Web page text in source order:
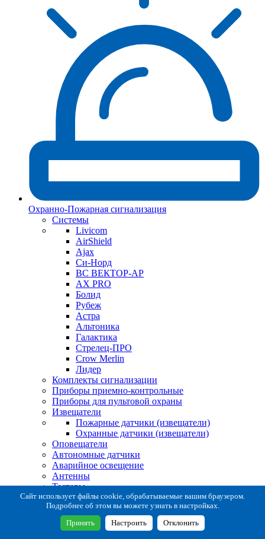
Охранно-Пожарная сигнализация
Системы
Livicom
AirShield
Ajax
Си-Норд
ВС ВЕКТОР-АР
AX PRO
Болид
Рубеж
Астра
Альтоника
Галактика
Стрелец-ПРО
Crow Merlin
Лидер
Комплекты сигнализации
Приборы приемно-контрольные
Приборы для пультовой охраны
Извещатели
Пожарные датчики (извещатели)
Охранные датчики (извещатели)
Оповещатели
Автономные датчики
Аварийное освещение
Антенны
Тестеры
Система сбора извещений
Расходные и монтажные материалы
Коробки коммутационные
Кронштейны для извещателей
Сайт использует файлы cookie, обрабатываемые вашим браузером.
Подробнее об этом вы можете узнать в настройках.
Принять Настроить Отклонить